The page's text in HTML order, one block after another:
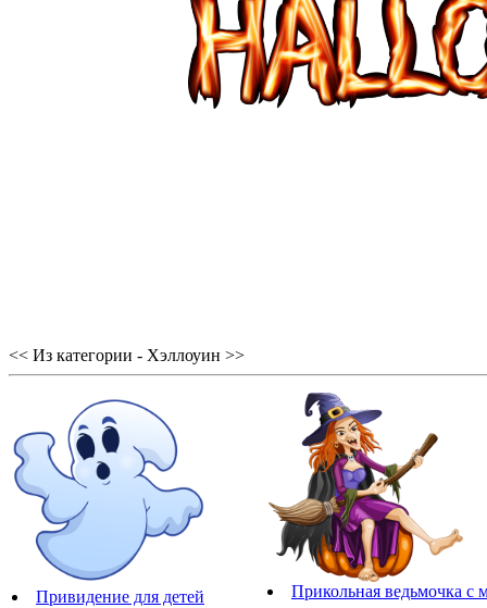
<< Из категории - Хэллоуин >>
Привидение для детей
Прикольная ведьмочка с